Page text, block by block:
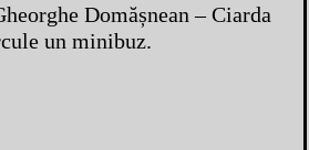
Domășnean – Ciarda
un minibuz.